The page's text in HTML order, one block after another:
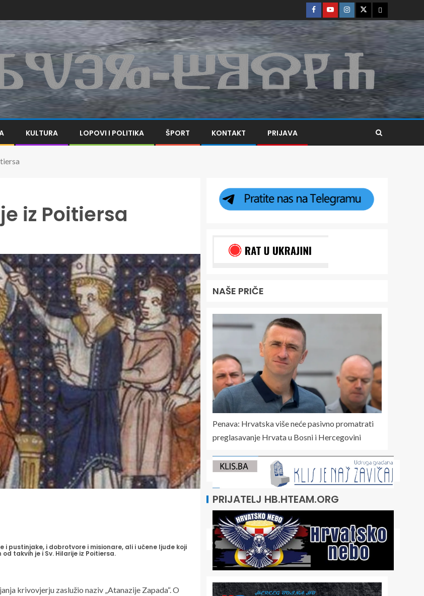
KULTURA LOPOVI I POLITIKA ŠPORT KONTAKT PRIJAVA
iz Poitiersa
pustinjake, i dobrotvore i misionare, ali i učene ljude koji
takvih je i Sv. Hilarije iz Poitiersa.
krivovjerju zaslužio naziv „Atanazije Zapada“. O
NAŠE PRIČE
Penava: Hrvatska više neće pasivno promatrati
preglasavanje Hrvata u Bosni i Hercegovini
PRIJATELJ HB.HTEAM.ORG